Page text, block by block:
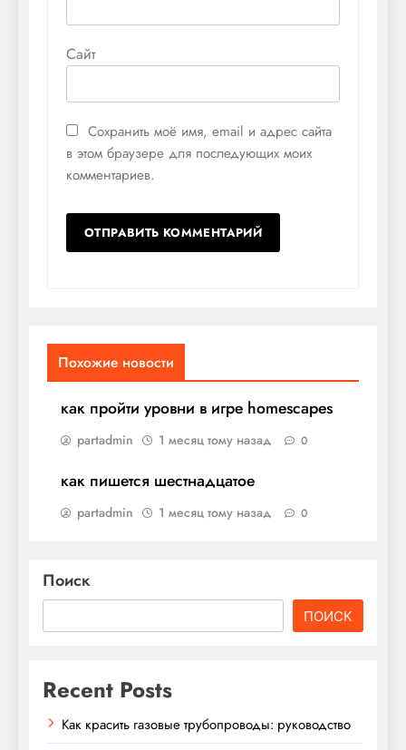
Сайт
Сохранить моё имя, email и адрес сайта
в этом браузере для последующих моих
комментариев.
Похожие новости
как пройти уровни в игре homescapes
partadmin 1 месяц тому назад 0
как пишется шестнадцатое
partadmin 1 месяц тому назад 0
Поиск
ПОИСК
Recent Posts
Как красить газовые трубопроводы: руководство